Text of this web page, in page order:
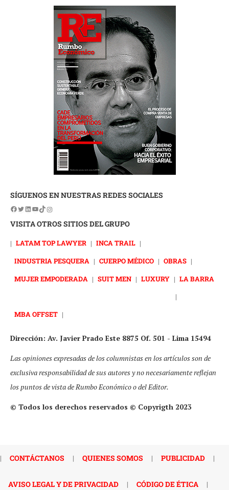
SÍGUENOS EN NUESTRAS REDES SOCIALES
VISITA OTROS SITIOS DEL GRUPO
| LATAM TOP LAWYER | INCA TRAIL |
INDUSTRIA PESQUERA | CUERPO MÉDICO | OBRAS |
MUJER EMPODERADA | SUIT MEN | LUXURY | LA BARRA
|
MBA OFFSET |
Dirección: Av. Javier Prado Este 8875 Of. 501 - Lima 15494
Las opiniones expresadas de los columnistas en los artículos son de
exclusiva responsabilidad de sus autores y no necesariamente reflejan
los puntos de vista de Rumbo Económico o del Editor.
© Todos los derechos reservados © Copyrigth 2023
| CONTÁCTANOS | QUIENES SOMOS | PUBLICIDAD |
AVISO LEGAL Y DE PRIVACIDAD | CÓDIGO DE ÉTICA |